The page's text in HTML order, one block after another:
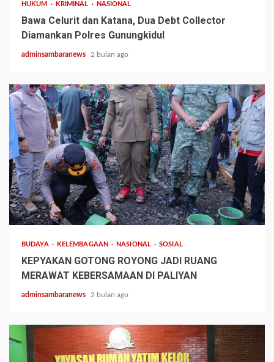
HUKUM KRIMINAL NASIONAL
Bawa Celurit dan Katana, Dua Debt Collector
Diamankan Polres Gunungkidul
adminsambaranews 2 bulan ago
1 min read
BUDAYA KELEMBAGAAN NASIONAL SOSIAL
KEPYAKAN GOTONG ROYONG JADI RUANG
MERAWAT KEBERSAMAAN DI PALIYAN
adminsambaranews 2 bulan ago